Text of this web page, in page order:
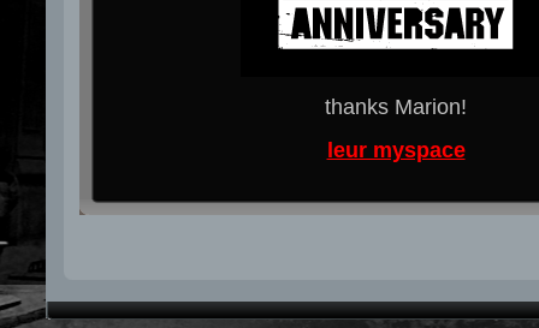
thanks Marion!
leur myspace